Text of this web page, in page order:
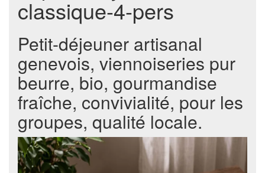
classique-4-pers
Petit-déjeuner artisanal
genevois, viennoiseries pur
beurre, bio, gourmandise
fraîche, convivialité, pour les
groupes, qualité locale.